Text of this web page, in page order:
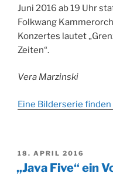
Juni 2016 ab 19 Uhr
Folkwang
Konzertes lautet
Zeiten“.
Vera Marzinski
Eine Bilderserie
VERÖFFENTLICHT
AM
18. APRIL 2016
„Java Five“ ein